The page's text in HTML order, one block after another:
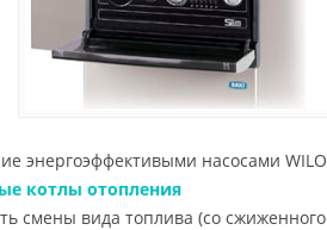
энергоэффективыми насосами WILO
котлы отопления
смены вида топлива (со сжиженного